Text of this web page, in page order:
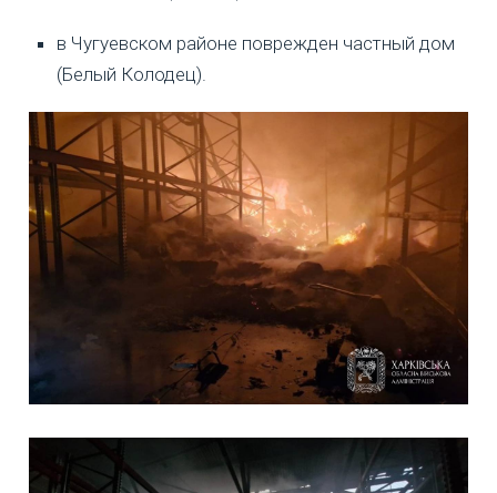
в Чугуевском районе поврежден частный дом
(Белый Колодец).